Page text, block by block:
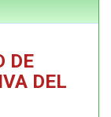
DE
DEL